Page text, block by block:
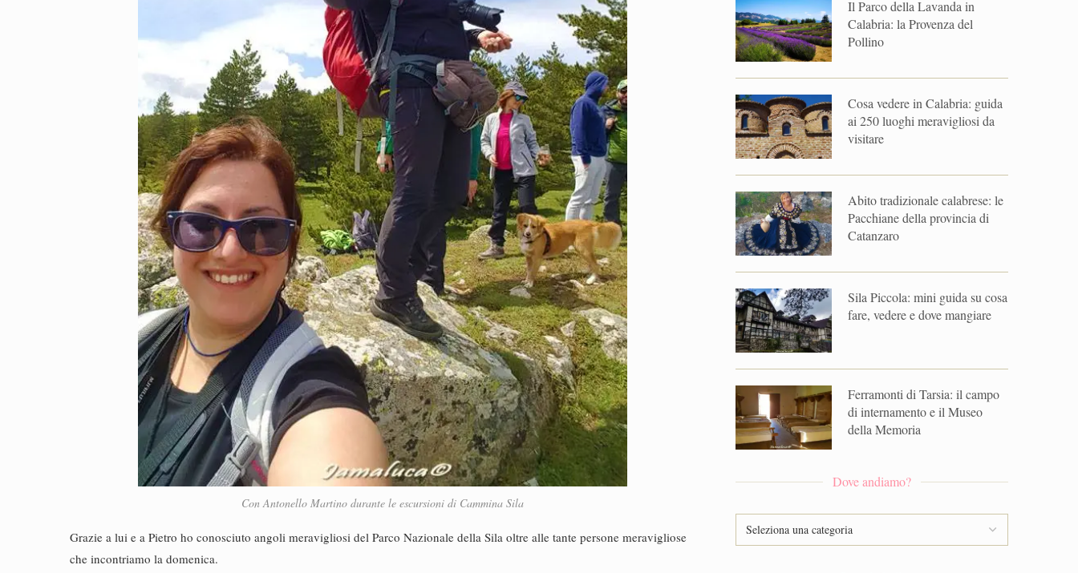
Con Antonello Martino durante le escursioni di Cammina Sila
Grazie a lui e a Pietro ho conosciuto angoli meravigliosi del Parco Nazionale della Sila oltre alle tante persone meravigliose
che incontriamo la domenica.
Il Parco della Lavanda in
Calabria: la Provenza del
Pollino
Cosa vedere in Calabria: guida
ai 250 luoghi meravigliosi da
visitare
Abito tradizionale calabrese: le
Pacchiane della provincia di
Catanzaro
Sila Piccola: mini guida su cosa
fare, vedere e dove mangiare
Ferramonti di Tarsia: il campo
di internamento e il Museo
della Memoria
Dove andiamo?